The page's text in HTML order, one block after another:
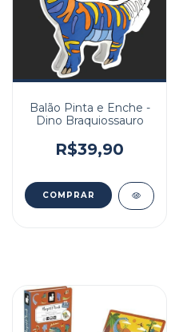
Balão Pinta e Enche -
Dino Braquiossauro
R$39,90